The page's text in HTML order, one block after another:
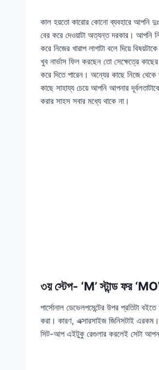
কাল হয়তো কারোর কোনো ব্যবহারে আপনি
বের করে দেওয়াটা অত্যন্ত দরকার। আপনি
করে নিজের খারাপ লাগাটা বলে দিয়ে
খুব নার্ভাস ফিল করছেন তো সেক্ষেত্রে
করে দিতে পারেন। অন্যের কাছে নিজে
কাছে সাহায্য চেয়ে আপনি আপনার
করার সাহস সবার মধ্যে থাকে না।
৩য় স্টেপ- ‘M’ স্টান্ড ফর
পার্সোনাল ডেভেলপমেন্টের উপর প্রতিটা
করা। কারণ, এক্সারসাইজ জিনিসটাই
সিট-আপ এইটুকু রেগুলার করলেই সেটা